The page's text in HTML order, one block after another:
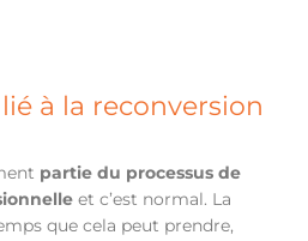
à la reconversion
partie du processus de
et c’est normal. La
que cela peut prendre,